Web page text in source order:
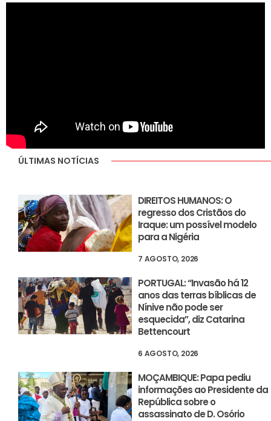
ÚLTIMAS NOTÍCIAS
DIREITOS HUMANOS: O
regresso dos Cristãos do
Iraque: um possível modelo
para a Nigéria
7 AGOSTO, 2026
PORTUGAL: “Invasão há 12
anos das terras bíblicas de
Nínive não pode ser
esquecida”, diz Catarina
Bettencourt
6 AGOSTO, 2026
MOÇAMBIQUE: Papa pediu
informações ao Presidente da
República sobre o
assassinato de D. Osório